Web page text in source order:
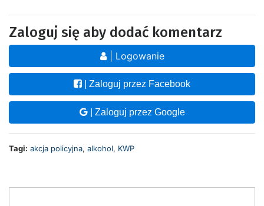
Zaloguj się aby dodać komentarz
| Logowanie
| Zaloguj przez Facebook
| Zaloguj przez Google
Tagi: akcja policyjna, alkohol, KWP